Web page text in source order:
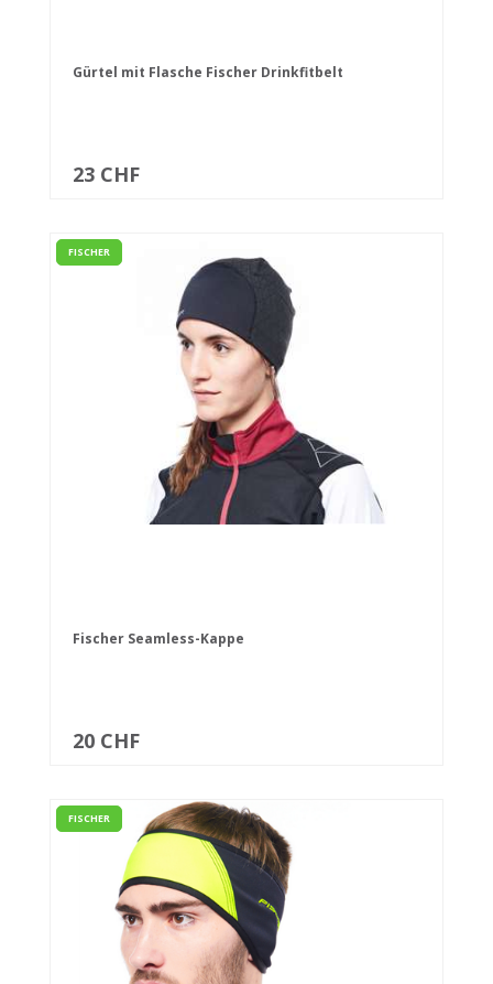
Gürtel mit Flasche Fischer Drinkfitbelt
23 CHF
FISCHER
Fischer Seamless-Kappe
20 CHF
FISCHER